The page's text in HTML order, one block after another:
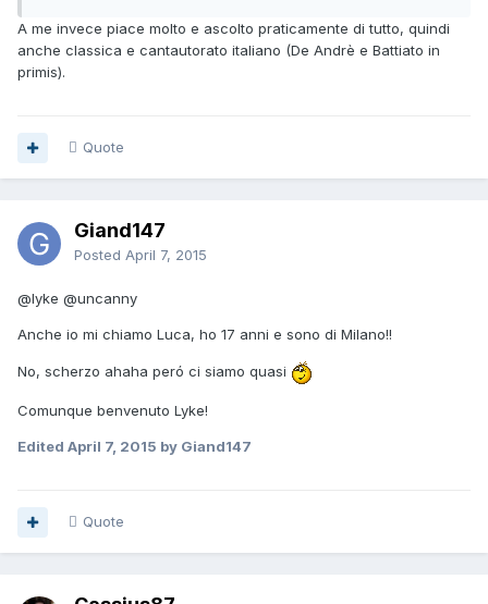
A me invece piace molto e ascolto praticamente di tutto, quindi
anche classica e cantautorato italiano (De Andrè e Battiato in
primis).
Quote
Giand147
Posted April 7, 2015
@lyke @uncanny
Anche io mi chiamo Luca, ho 17 anni e sono di Milano!!
No, scherzo ahaha peró ci siamo quasi
Comunque benvenuto Lyke!
Edited April 7, 2015 by Giand147
Quote